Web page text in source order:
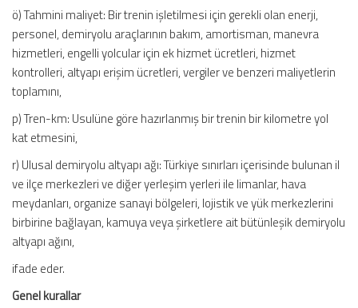
ö) Tahmini maliyet: Bir trenin işletilmesi için gerekli olan enerji,
personel, demiryolu araçlarının bakım, amortisman, manevra
hizmetleri, engelli yolcular için ek hizmet ücretleri, hizmet
kontrolleri, altyapı erişim ücretleri, vergiler ve benzeri maliyetlerin
toplamını,
p) Tren-km: Usulüne göre hazırlanmış bir trenin bir kilometre yol
kat etmesini,
r) Ulusal demiryolu altyapı ağı: Türkiye sınırları içerisinde bulunan il
ve ilçe merkezleri ve diğer yerleşim yerleri ile limanlar, hava
meydanları, organize sanayi bölgeleri, lojistik ve yük merkezlerini
birbirine bağlayan, kamuya veya şirketlere ait bütünleşik demiryolu
altyapı ağını,
ifade eder.
Genel kurallar